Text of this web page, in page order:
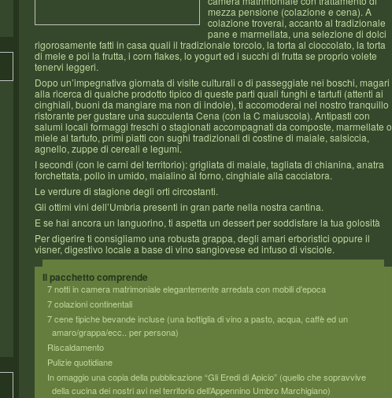
mezza pensione (colazione e cena). A
colazione troverai, accanto al tradizionale
pane e marmellata, una selezione di dolci
rigorosamente fatti in casa quali il tradizionale torcolo, la torta al cioccolato, la torta
di mele e poi la frutta, i corn flakes, lo yogurt ed i succhi di frutta se proprio volete
tenervi leggeri.
Dopo un’impegnativa giornata di visite culturali o di passeggiate nei boschi, magari
alla ricerca di qualche prodotto tipico di queste parti quali funghi e tartufi (attenti ai
cinghiali, buoni da mangiare ma non di indole), ti accomoderai nel nostro tranquillo
ristorante per gustare una succulenta Cena (con la C maiuscola). Antipasti con
salumi locali formaggi freschi o stagionati accompagnati da composte, marmellate o
miele al tartufo, primi piatti con sughi tradizionali di costine di maiale, salsiccia,
agnello, zuppe di cereali e legumi.
I secondi (con le carni del territorio): grigliata di maiale, tagliata di chianina, anatra
forchettata, pollo in umido, maialino al forno, cinghiale alla cacciatora.
Le verdure di stagione degli orti circostanti.
Gli ottimi vini dell’Umbria presenti in gran parte nella nostra cantina.
E se hai ancora un languorino, ti aspetta un dessert per soddisfare la tua golosità
Per digerire ti consigliamo una robusta grappa, degli amari erboristici oppure il
visner, digestivo locale a base di vino sangiovese ed infuso di visciole.
Il pacchetto comprende
7 notti in camera matrimoniale elegantemente arredata con mobili d’epoca
7 colazioni continentali
7 cene tipiche bevande incluse (una bottiglia di vino a pasto, acqua, caffè ed un
amaro/grappa/ecc.. per persona)
Riscaldamento
Pulizie quotidiane
In omaggio una copia della pubblicazione “Gli Eredi di Apicio” (quello che sopravvive
della cucina dei nostri avi nel territorio dell’Appennino Umbro Marchigiano)